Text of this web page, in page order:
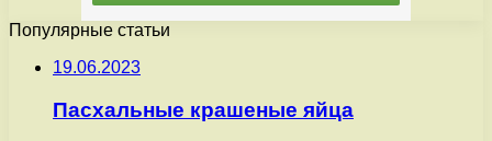
Популярные статьи
19.06.2023
Пасхальные крашеные яйца